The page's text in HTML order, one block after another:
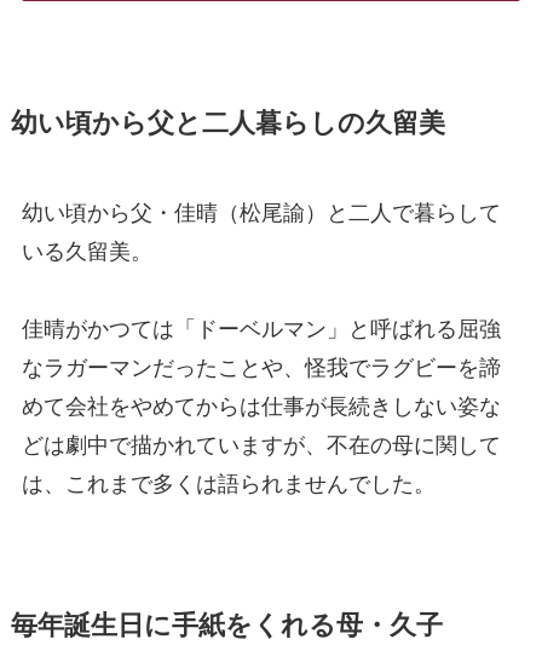
幼い頃から父と二人暮らしの久留美
幼い頃から父・佳晴（松尾諭）と二人で暮らして
いる久留美。
佳晴がかつては「ドーベルマン」と呼ばれる屈強
なラガーマンだったことや、怪我でラグビーを諦
めて会社をやめてからは仕事が長続きしない姿な
どは劇中で描かれていますが、不在の母に関して
は、これまで多くは語られませんでした。
毎年誕生日に手紙をくれる母・久子